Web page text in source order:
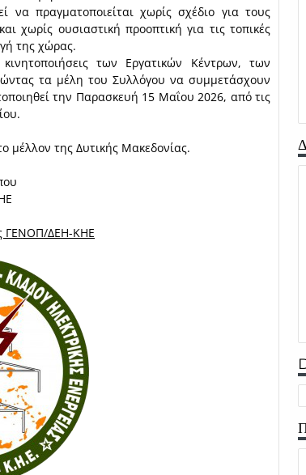
πραγματοποιείται χωρίς σχέδιο για τους
χωρίς ουσιαστική προοπτική για τις τοπικές
της χώρας.
των Εργατικών Κέντρων, των
τα μέλη του Συλλόγου να συμμετάσχουν
την Παρασκευή 15 Μαΐου 2026, από τις
μέλλον της Δυτικής Μακεδονίας.
ΓΕΝΟΠ/ΔΕΗ-ΚΗΕ